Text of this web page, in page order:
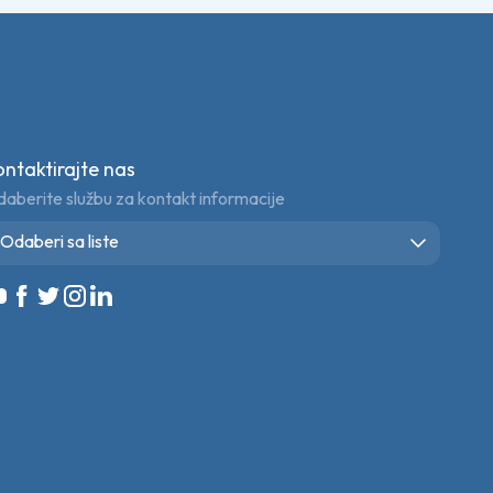
nas
službu za kontakt informacije
Odaberi sa liste